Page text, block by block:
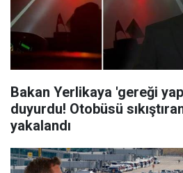
Bakan Yerlikaya 'gereği
duyurdu! Otobüsü
yakalandı